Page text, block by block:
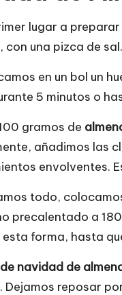
lugar a
con una pizca de
en un bol un
5 minutos o
gramos de
añadimos las
envolventes.
todo,
a
forma, hasta
navidad de
reposar